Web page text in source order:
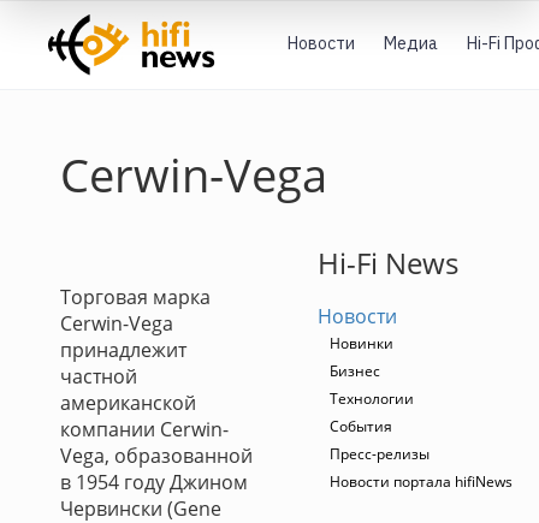
Новости Медиа Hi-Fi
Cerwin-Vega
Торговая марка
Cerwin-Vega
принадлежит
частной
американской
компании Cerwin-
Vega, образованной
в 1954 году Джином
Червински (Gene
Hi-Fi News
Новости
Новинки
Бизнес
Технологии
События
Пресс-релизы
Новости портала hifiNews